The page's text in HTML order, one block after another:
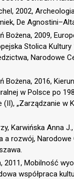
2002,
De
Bożena, 2009,
Stolica Kultury
Narodowe
Bożena, 2016,
w Polsce po
(II), „Zarządzanie w
Karwińska Anna
a rozwój, Narodowe
2011, Mobilność
współpraca